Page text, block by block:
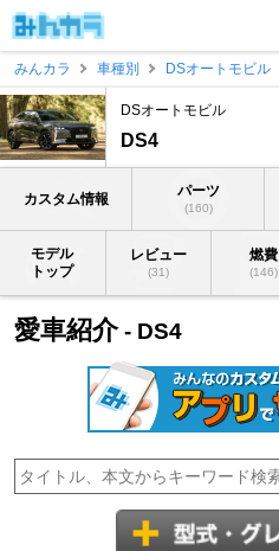
みんカラ
車種別 DSオートモビル
DSオートモビル
DS4
カスタム情報 パーツ
(160)
モデル
トップ
レビュー
(31)
燃費
(146)
愛車紹介- DS4